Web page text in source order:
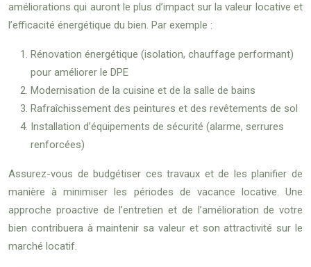
améliorations qui auront le plus d’impact sur la valeur locative et
l’efficacité énergétique du bien. Par exemple :
Rénovation énergétique (isolation, chauffage performant)
pour améliorer le DPE
Modernisation de la cuisine et de la salle de bains
Rafraîchissement des peintures et des revêtements de sol
Installation d’équipements de sécurité (alarme, serrures
renforcées)
Assurez-vous de budgétiser ces travaux et de les planifier de
manière à minimiser les périodes de vacance locative. Une
approche proactive de l’entretien et de l’amélioration de votre
bien contribuera à maintenir sa valeur et son attractivité sur le
marché locatif.